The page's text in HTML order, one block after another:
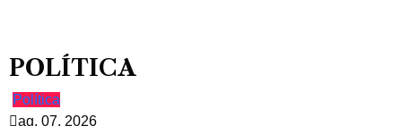
POLÍTICA
Política
ag. 07, 2026